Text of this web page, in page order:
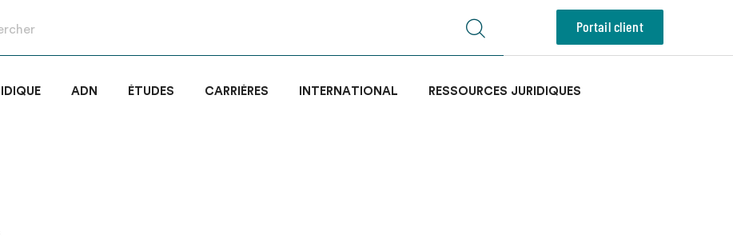
Portail client
ADN ÉTUDES CARRIÈRES INTERNATIONAL RESSOURCES JURIDIQUES